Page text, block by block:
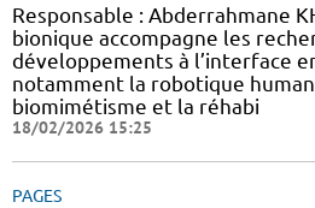
Responsable : Abderrahmane
bionique accompagne les
développements à l’interface
notamment la robotique
biomimétisme et la réhabi
18/02/2026 15:25
PAGES